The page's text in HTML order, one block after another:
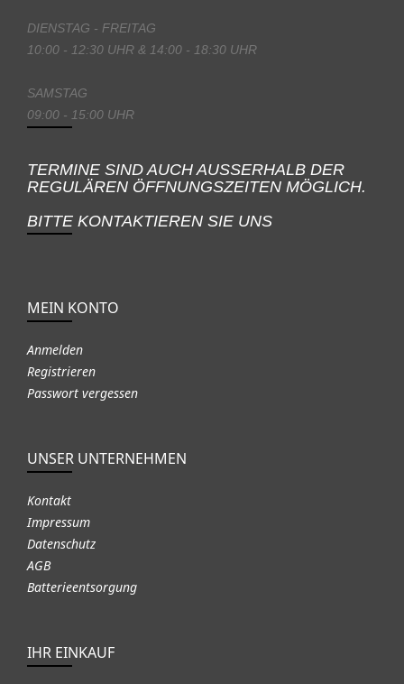
DIENSTAG - FREITAG
10:00 - 12:30 UHR & 14:00 - 18:30 UHR
SAMSTAG
09:00 - 15:00 UHR
TERMINE SIND AUCH AUSSERHALB DER
REGULÄREN ÖFFNUNGSZEITEN MÖGLICH.
BITTE KONTAKTIEREN SIE UNS
MEIN KONTO
Anmelden
Registrieren
Passwort vergessen
UNSER UNTERNEHMEN
Kontakt
Impressum
Datenschutz
AGB
Batterieentsorgung
IHR EINKAUF